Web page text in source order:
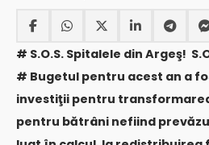
# S.O.S. Spitalele din Argeş!
# Bugetul pentru acest an a
investiţii pentru
pentru bătrâni nefiind